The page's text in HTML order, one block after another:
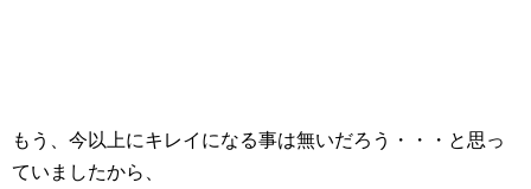
もう、今以上にキレイになる事は無いだろう・・・と思っ
ていましたから、